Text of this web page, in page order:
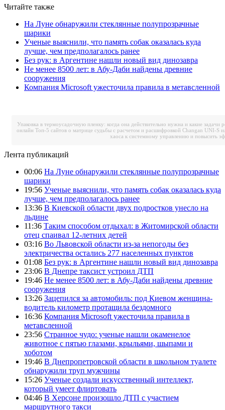
Читайте также
На Луне обнаружили стеклянные полупрозрачные
шарики
Ученые выяснили, что память собак оказалась куда
лучше, чем предполагалось ранее
Без рук: в Аргентине нашли новый вид динозавра
Не менее 8500 лет: в Абу-Даби найдены древние
сооружения
Компания Microsoft ужесточила правила в метавсленной
Упаковка в термоусадочную пленку: когда она действительно нужна и какие задачи
онлайн Топ-5 сайтов о матрице судьбы с расчетом и расшифровкой Changan UNI-S
хаоса к системному управлению и повысить
Лента публикаций
00:06 На Луне обнаружили стеклянные полупрозрачные
шарики
19:56 Ученые выяснили, что память собак оказалась куда
лучше, чем предполагалось ранее
13:36 В Киевской области двух подростков унесло на
льдине
11:36 Таким способом отдыхал: в Житомирской области
отец спаивал 12-летних детей
03:16 Во Львовской области из-за непогоды без
электричества остались 277 населенных пунктов
01:08 Без рук: в Аргентине нашли новый вид динозавра
23:06 В Днепре таксист устроил ДТП
19:46 Не менее 8500 лет: в Абу-Даби найдены древние
сооружения
13:26 Зацепился за автомобиль: под Киевом женщина-
водитель километр протащила бездомного
16:36 Компания Microsoft ужесточила правила в
метавсленной
23:56 Странное чудо: ученые нашли окаменелое
животное с пятью глазами, крыльями, шыпами и
хоботом
19:46 В Днепропетровской области в школьном туалете
обнаружили труп мужчины
15:26 Ученые создали искусственный интеллект,
который умеет флиртовать
04:46 В Херсоне произошло ДТП с участием
маршрутного такси